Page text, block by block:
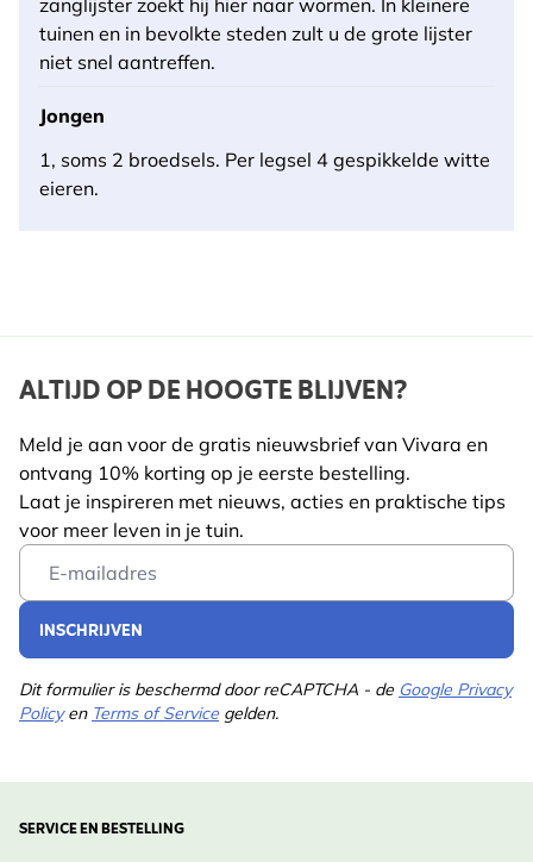
tuinen en in bevolkte steden zult u de grote lijster
niet snel aantreffen.
Jongen
1, soms 2 broedsels. Per legsel 4 gespikkelde witte
eieren.
ALTIJD OP DE HOOGTE BLIJVEN?
Meld je aan voor de gratis nieuwsbrief van Vivara en
ontvang 10% korting op je eerste bestelling.
Laat je inspireren met nieuws, acties en praktische tips
voor meer leven in je tuin.
Email Address
INSCHRIJVEN
Dit formulier is beschermd door reCAPTCHA - de Google Privacy
Policyen Terms of Service gelden.
SERVICE EN BESTELLING